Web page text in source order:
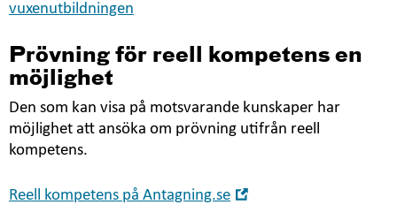
vuxenutbildningen
Prövning för reell kompetens en
möjlighet
Den som kan visa på motsvarande kunskaper har
möjlighet att ansöka om prövning utifrån reell
kompetens.
Reell kompetens på Antagning.se